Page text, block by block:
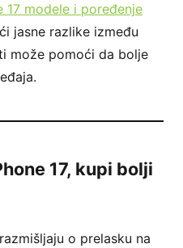
17 modele i poređenje
jasne razlike između
može pomoći da bolje
17, kupi bolji
o prelasku na